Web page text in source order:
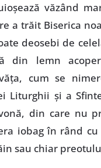
văzând
a trăit Biserica
deosebi de
din lemn
cum se
Liturghii şi a
din care nu
iobag în rând
sau chiar